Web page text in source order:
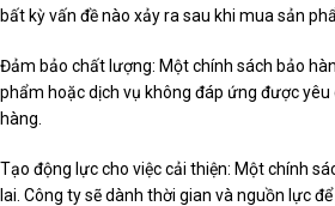
bất kỳ vấn đề nào xảy ra sau khi mua sản
Đảm bảo chất lượng: Một chính sách bảo
phẩm hoặc dịch vụ không đáp ứng được
hàng.
Tạo động lực cho việc cải thiện: Một chính
lai. Công ty sẽ dành thời gian và nguồn lực